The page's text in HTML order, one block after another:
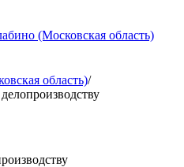
(Московская область)
область)/